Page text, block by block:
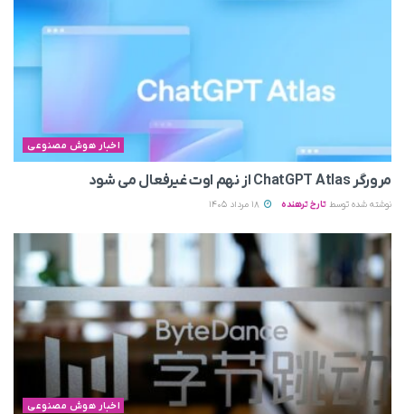
اخبار هوش مصنوعی
مرورگر ChatGPT Atlas از نهم اوت غیرفعال می‌ شود
نوشته شده توسط تارخ ترهنده
اخبار هوش مصنوعی